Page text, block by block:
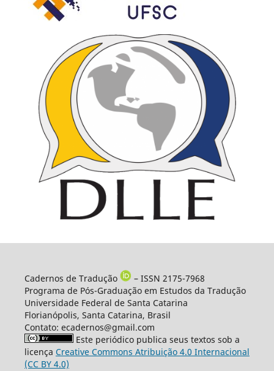
Cadernos de Tradução
– ISSN 2175-7968
Programa de Pós-Graduação em Estudos da Tradução
Universidade Federal de Santa Catarina
Florianópolis, Santa Catarina, Brasil
Contato: ecadernos@gmail.com
Este periódico publica seus textos sob a
licença Creative Commons Atribuição 4.0 Internacional
(CC BY 4.0)